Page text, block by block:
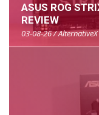
ASUS ROG
REVIEW
03-08-26 / AlternativeX